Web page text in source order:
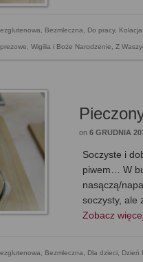
, Bezmleczna, Do pracy, Kolacja
, Wigilia i Boże Narodzenie, Z
on6 GRUDNIA
Soczyste i
piwem… W
nasączą/
soczysty, ale
Zobacz
, Bezmleczna, Dla dzieci, Dzień